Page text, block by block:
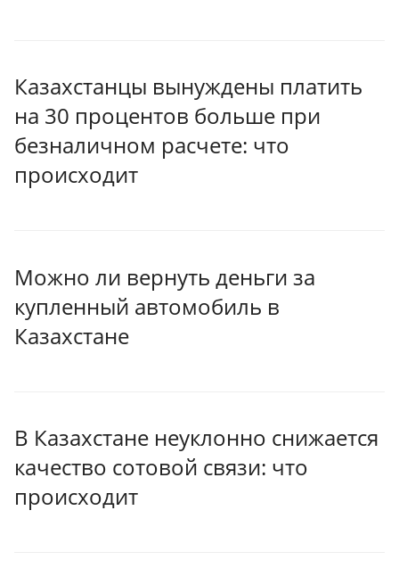
Казахстанцы вынуждены платить
на 30 процентов больше при
безналичном расчете: что
происходит
Можно ли вернуть деньги за
купленный автомобиль в
Казахстане
В Казахстане неуклонно снижается
качество сотовой связи: что
происходит